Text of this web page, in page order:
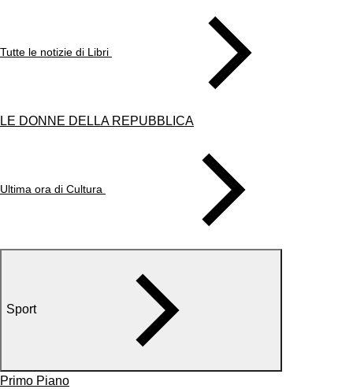
Tutte le notizie di Libri
LE DONNE DELLA REPUBBLICA
Ultima ora di Cultura
Sport
Primo Piano